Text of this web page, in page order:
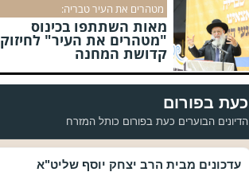
מטהרים את העיר טבריה:
מאות השתתפו בכינוס
"מטהרים את העיר" לחיזוק
קדושת המחנה
כעת בפורום
הדיונים הבוערים כעת בפורום כותל המזרח
עדכונים מבית הרב יצחק יוסף שליט"א